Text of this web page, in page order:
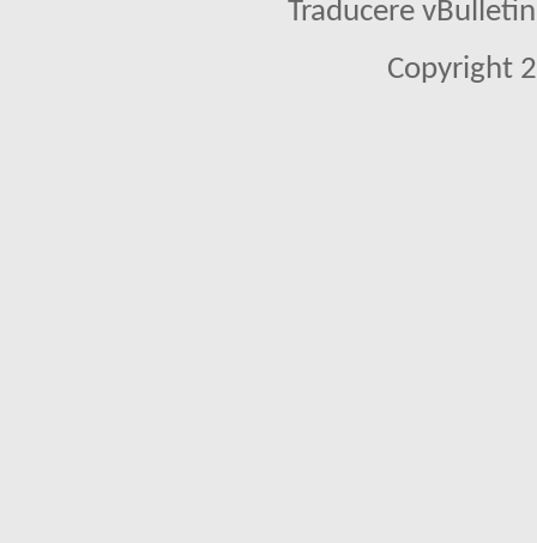
Traducere
Copyright